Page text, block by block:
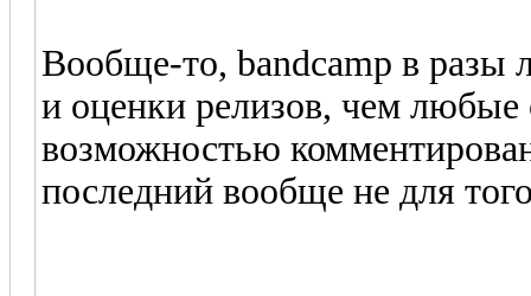
Вообще-то, bandcamp в разы
и оценки релизов, чем любые
возможностью
последний вообще не для